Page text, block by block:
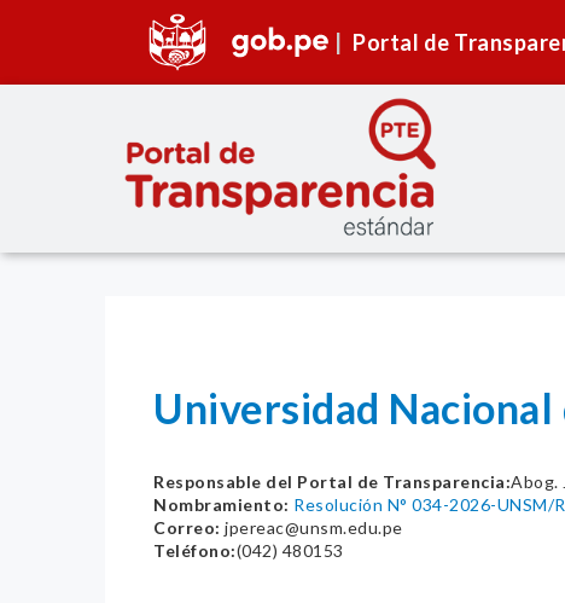
Portal de
Universidad
Responsable del Portal de Transparencia:Abog.
Nombramiento: Resolución N° 034-2026-UNSM/R
Correo: jpereac@unsm.edu.pe
Teléfono:(042) 480153